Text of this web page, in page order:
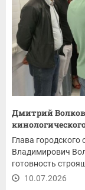
Дмитрий Волков
Глава
Владимирович
готовность
10.07.2026